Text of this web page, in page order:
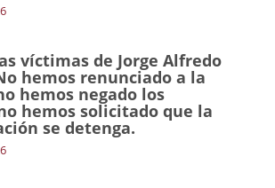
víctimas de Jorge Alfredo
hemos renunciado a la
hemos negado los
hemos solicitado que la
se detenga.